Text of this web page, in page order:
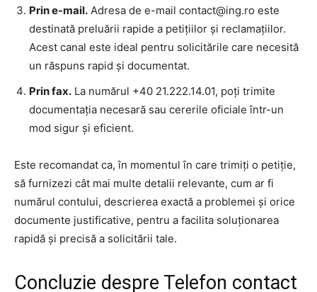
Prin e-mail. Adresa de e-mail contact@ing.ro este
destinată preluării rapide a petițiilor și reclamațiilor.
Acest canal este ideal pentru solicitările care necesită
un răspuns rapid și documentat.
Prin fax. La numărul +40 21.222.14.01, poți trimite
documentația necesară sau cererile oficiale într-un
mod sigur și eficient.
Este recomandat ca, în momentul în care trimiți o petiție,
să furnizezi cât mai multe detalii relevante, cum ar fi
numărul contului, descrierea exactă a problemei și orice
documente justificative, pentru a facilita soluționarea
rapidă și precisă a solicitării tale.
Concluzie despre Telefon contact